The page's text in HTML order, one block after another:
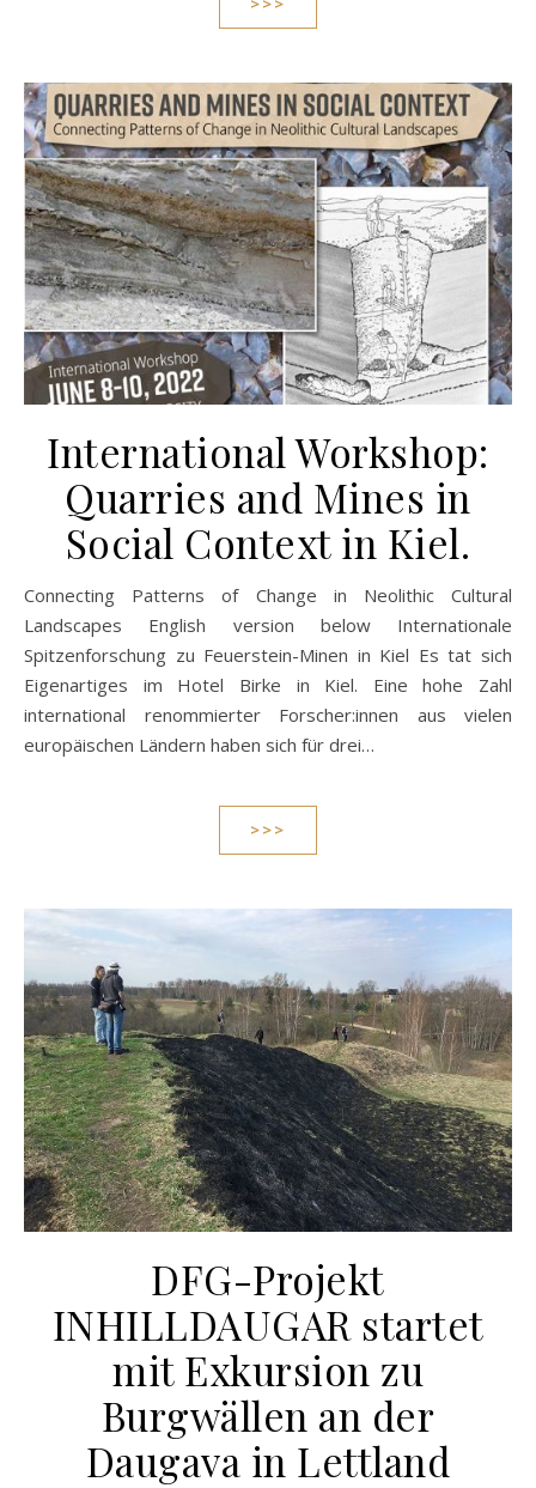
International Workshop:
Quarries and Mines in
Social Context in Kiel.
Connecting Patterns of Change in Neolithic Cultural
Landscapes English version below Internationale
Spitzenforschung zu Feuerstein-Minen in Kiel Es tat sich
Eigenartiges im Hotel Birke in Kiel. Eine hohe Zahl
international renommierter Forscher:innen aus vielen
europäischen Ländern haben sich für drei…
>>>
DFG-Projekt
INHILLDAUGAR startet
mit Exkursion zu
Burgwällen an der
Daugava in Lettland